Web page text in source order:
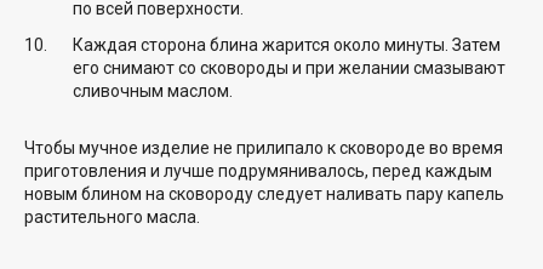
по всей поверхности.
Каждая сторона блина жарится около минуты. Затем
его снимают со сковороды и при желании смазывают
сливочным маслом.
Чтобы мучное изделие не прилипало к сковороде во время
приготовления и лучше подрумянивалось, перед каждым
новым блином на сковороду следует наливать пару капель
растительного масла.